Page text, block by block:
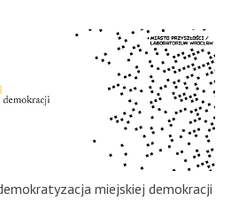
miejskiej demokracji